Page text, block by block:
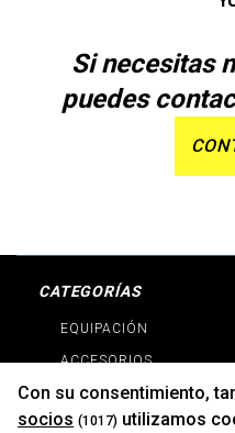
Si necesitas
puedes
CATEGORÍAS
EQUIPACIÓN
ACCESORIOS
RECAMBIOS
PROMOCIONES
Con su consentimiento,
socios (1017) utilizamos